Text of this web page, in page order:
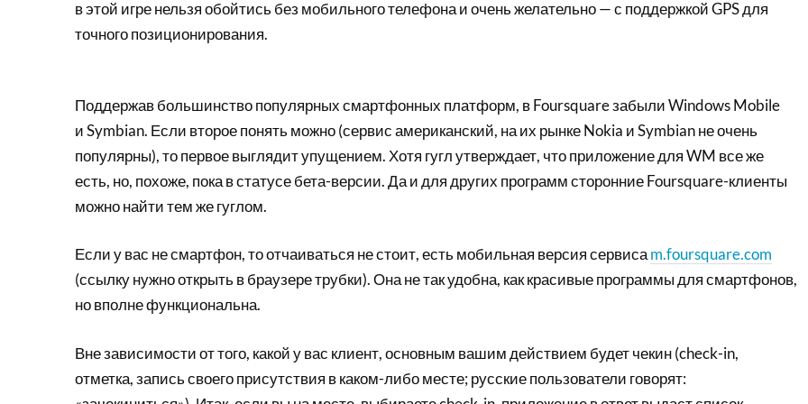
в этой игре нельзя обойтись без мобильного телефона и очень желательно — с поддержкой GPS для
точного позиционирования.
Поддержав большинство популярных смартфонных платформ, в Foursquare забыли Windows Mobile
и Symbian. Если второе понять можно (сервис американский, на их рынке Nokia и Symbian не очень
популярны), то первое выглядит упущением. Хотя гугл утверждает, что приложение для WM все же
есть, но, похоже, пока в статусе бета-версии. Да и для других программ сторонние Foursquare-клиенты
можно найти тем же гуглом.
Если у вас не смартфон, то отчаиваться не стоит, есть мобильная версия сервисаm.foursquare.com
(ссылку нужно открыть в браузере трубки). Она не так удобна, как красивые программы для смартфонов,
но вполне функциональна.
Вне зависимости от того, какой у вас клиент, основным вашим действием будет чекин (check-in,
отметка, запись своего присутствия в каком-либо месте; русские пользователи говорят: